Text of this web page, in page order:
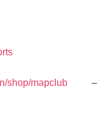
shop/mapclub–